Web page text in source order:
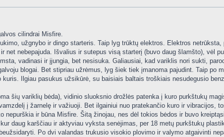
cilindrai Misfire.
užgnybo ir dingo starteris. Taip lyg trūktų elektros. Elektros
nebepajuda. Išvalius ir sutepus visą starterį (buvo daug šlamšto), vėl
vadinasi ir įjungia, bet nesisuka. Galiausiai, kad variklis nori sukti,
blogai. Bet stipriau užrėmus, lyg šiek tiek įmanoma pajudint. Taip po
Ilgiau pasukus užsikūrė, su baisiais baltais troškiais nesudegusio
šių variklių bėda), vidinio sluoksnio drožlės patenka į kuro purkštukų
į žarnelę ir važiuoji. Bet ilgainiui nuo pratekančio kuro ir vibracijos,
ir būna Misfire. Šitą žinojau, nes dėl tokios bėdos ir buvo
daug karščiau ir aktyviau vyksta senėjimas, per 18 metų purkštukų
Po dvi valandas trukusio visokio plovimo ir valymo atgaivinti